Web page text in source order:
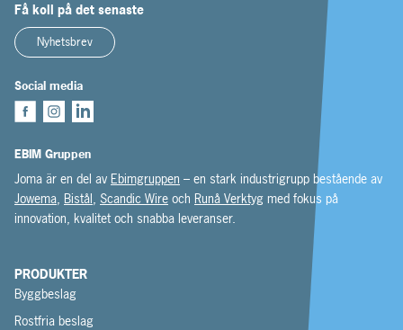
Få koll på det senaste
Nyhetsbrev
Social media
EBIM Gruppen
Joma är en del av Ebimgruppen – en stark industrigrupp bestående av
Jowema, Bistål, Scandic Wire och Runå Verktyg med fokus på
innovation, kvalitet och snabba leveranser.
PRODUKTER
Byggbeslag
Rostfria beslag